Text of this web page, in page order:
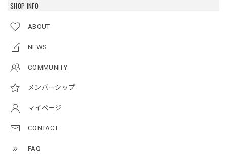
SHOP INFO
ABOUT
NEWS
COMMUNITY
メンバーシップ
マイページ
CONTACT
FAQ